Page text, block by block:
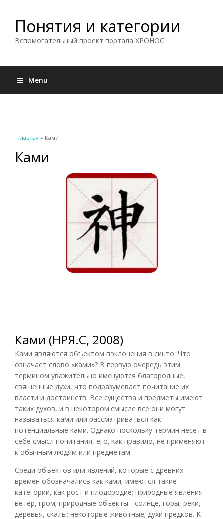
Понятия и категории
Вспомогательный проект портала ХРОНОС
Menu
Вы здесь
Главная » Ками
Ками
Ками (НРЯ.С, 2008)
Ками являются объектом поклонения в синто. Что
означает слово «ками»? В первую очередь этим
термином уважительно именуются благородные,
священные духи, что подразумевает почитание их
власти и достоинств. Все существа и предметы имеют
таких духов, и в некотором смысле все они могут
называться ками или рассматриваться как
потенциальные ками. Однако поскольку термин несет в
себе смысл почитания, его, как правило, не применяют
к обычным людям или предметам.
Среди объектов или явлений, которые с древних
времен обозначались как ками, имеются такие
категории, как рост и плодородие; природные явления -
ветер, гром; природные объекты - солнце, горы, реки,
деревья, скалы; некоторые животные; духи предков. К